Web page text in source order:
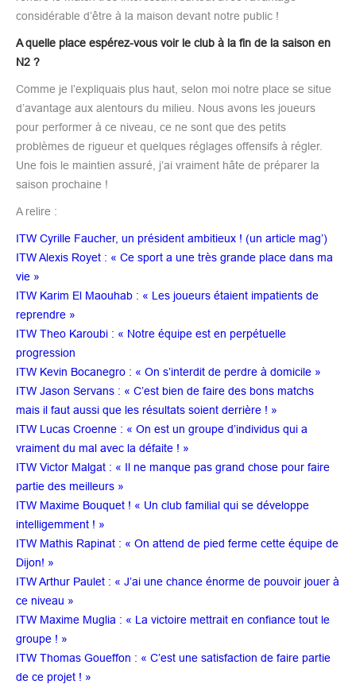
considérable d’être à la maison devant notre public !
A quelle place espérez-vous voir le club à la fin de la saison en
N2 ?
Comme je l’expliquais plus haut, selon moi notre place se situe
d’avantage aux alentours du milieu. Nous avons les joueurs
pour performer à ce niveau, ce ne sont que des petits
problèmes de rigueur et quelques réglages offensifs à régler.
Une fois le maintien assuré, j’ai vraiment hâte de préparer la
saison prochaine !
A relire :
ITW Cyrille Faucher, un président ambitieux ! (un article mag’)
ITW Alexis Royet : « Ce sport a une très grande place dans ma
vie »
ITW Karim El Maouhab : « Les joueurs étaient impatients de
reprendre »
ITW Theo Karoubi : « Notre équipe est en perpétuelle
progression
ITW Kevin Bocanegro : « On s’interdit de perdre à domicile »
ITW Jason Servans : « C’est bien de faire des bons matchs
mais il faut aussi que les résultats soient derrière ! »
ITW Lucas Croenne : « On est un groupe d’individus qui a
vraiment du mal avec la défaite ! »
ITW Victor Malgat : « Il ne manque pas grand chose pour faire
partie des meilleurs »
ITW Maxime Bouquet ! « Un club familial qui se développe
intelligemment ! »
ITW Mathis Rapinat : « On attend de pied ferme cette équipe de
Dijon! »
ITW Arthur Paulet : « J’ai une chance énorme de pouvoir jouer à
ce niveau »
ITW Maxime Muglia : « La victoire mettrait en confiance tout le
groupe ! »
ITW Thomas Goueffon : « C’est une satisfaction de faire partie
de ce projet ! »